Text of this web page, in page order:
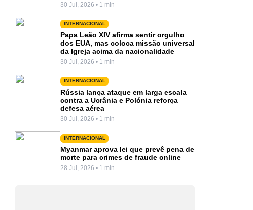
30 Jul, 2026 • 1 min
INTERNACIONAL
Papa Leão XIV afirma sentir orgulho
dos EUA, mas coloca missão universal
da Igreja acima da nacionalidade
30 Jul, 2026 • 1 min
INTERNACIONAL
Rússia lança ataque em larga escala
contra a Ucrânia e Polónia reforça
defesa aérea
30 Jul, 2026 • 1 min
INTERNACIONAL
Myanmar aprova lei que prevê pena de
morte para crimes de fraude online
28 Jul, 2026 • 1 min